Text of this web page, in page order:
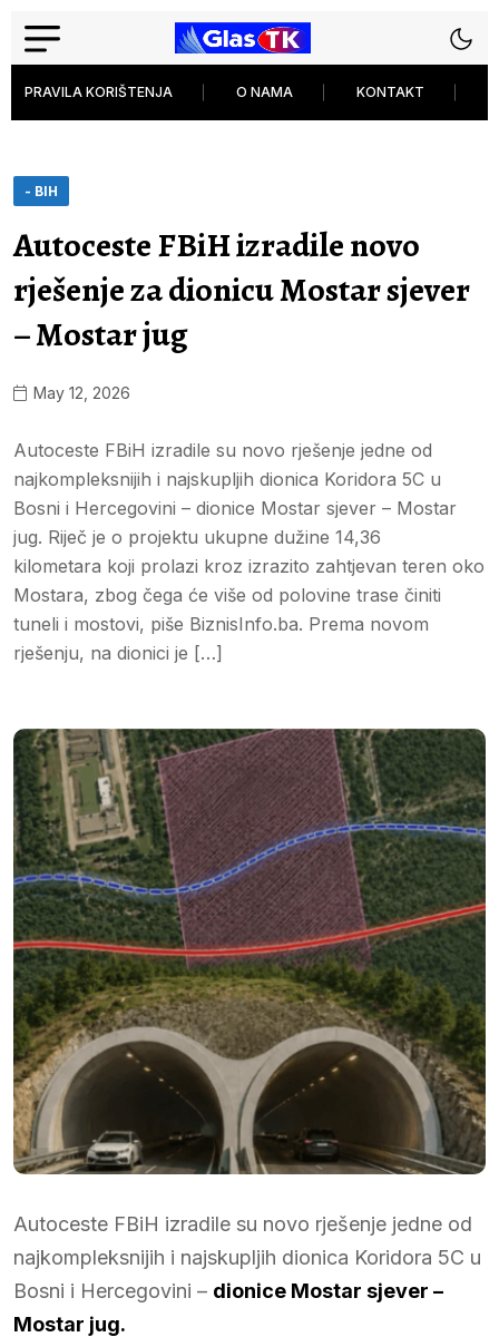
PRAVILA KORIŠTENJA O NAMA KONTAKT
- BIH
Autoceste FBiH izradile novo
rješenje za dionicu Mostar sjever
– Mostar jug
May 12, 2026
Autoceste FBiH izradile su novo rješenje jedne od
najkompleksnijih i najskupljih dionica Koridora 5C u
Bosni i Hercegovini – dionice Mostar sjever – Mostar
jug. Riječ je o projektu ukupne dužine 14,36
kilometara koji prolazi kroz izrazito zahtjevan teren oko
Mostara, zbog čega će više od polovine trase činiti
tuneli i mostovi, piše BiznisInfo.ba. Prema novom
rješenju, na dionici je […]
Autoceste FBiH izradile su novo rješenje jedne od
najkompleksnijih i najskupljih dionica Koridora 5C u
Bosni i Hercegovini – dionice Mostar sjever –
Mostar jug.